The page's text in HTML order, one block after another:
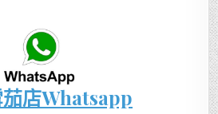
店Whatsapp